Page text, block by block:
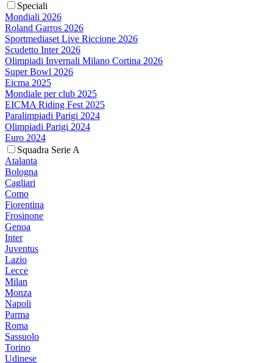
Speciali
Mondiali 2026
Roland Garros 2026
Sportmediaset Live Riccione 2026
Scudetto Inter 2026
Olimpiadi Invernali Milano Cortina 2026
Super Bowl 2026
Eicma 2025
Mondiale per club 2025
EICMA Riding Fest 2025
Paralimpiadi Parigi 2024
Olimpiadi Parigi 2024
Euro 2024
Squadra Serie A
Atalanta
Bologna
Cagliari
Como
Fiorentina
Frosinone
Genoa
Inter
Juventus
Lazio
Lecce
Milan
Monza
Napoli
Parma
Roma
Sassuolo
Torino
Udinese